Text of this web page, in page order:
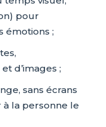
pour
émotions ;
d’images ;
sans écrans
à la personne le